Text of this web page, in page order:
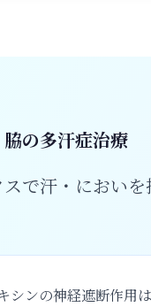
脇の多汗症治療
で汗・においを
シンの神経遮断作用